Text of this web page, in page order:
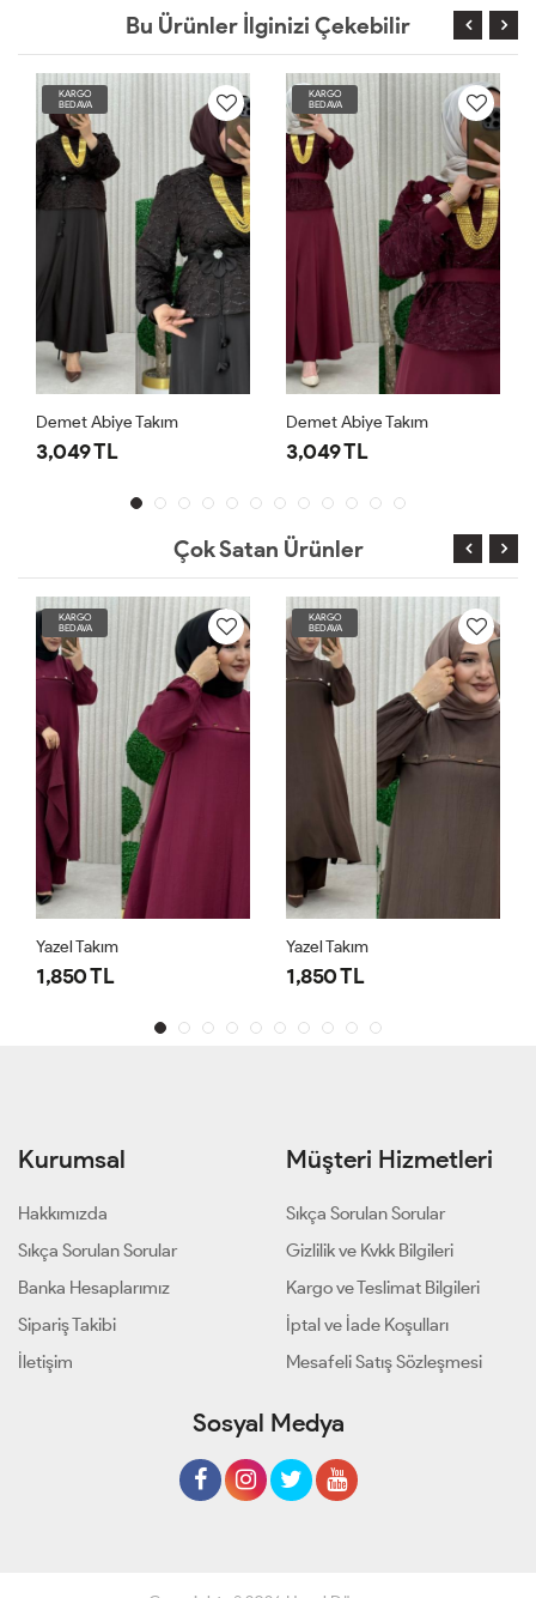
Bu Ürünler İlginizi Çekebilir
KARGO
BEDAVA
Demet Abiye Takım
3,049 TL
KARGO
BEDAVA
Demet Abiye Takım
3,049 TL
Çok Satan Ürünler
KARGO
BEDAVA
Yazel Takım
1,850 TL
KARGO
BEDAVA
Yazel Takım
1,850 TL
Kurumsal
Hakkımızda
Sıkça Sorulan Sorular
Banka Hesaplarımız
Sipariş Takibi
İletişim
Müşteri Hizmetleri
Sıkça Sorulan Sorular
Gizlilik ve Kvkk Bilgileri
Kargo ve Teslimat Bilgileri
İptal ve İade Koşulları
Mesafeli Satış Sözleşmesi
Sosyal Medya